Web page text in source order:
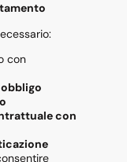
con
con